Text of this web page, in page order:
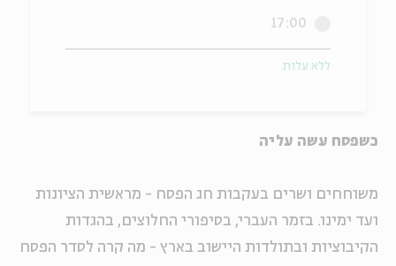
כשפסח עשה עליה
משוחחים ושרים בעקבות חג הפסח - מראשית הציונות
ועד ימינו. בזמר העברי, בסיפורי החלוצים, בהגדות
הקיבוציות ובתולדות היישוב בארץ - מה קרה לסדר הפסח
17:00
ללא עלות